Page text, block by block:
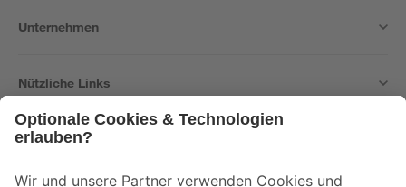
Unternehmen
Nützliche Links
Der toom Newsletter: Keine Angebote und Aktionen mehr verpassen!